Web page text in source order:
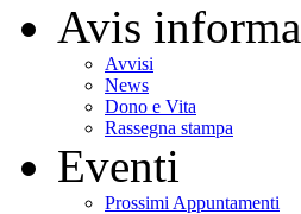
Avis informa
Avvisi
News
Dono e Vita
Rassegna stampa
Eventi
Prossimi Appuntamenti